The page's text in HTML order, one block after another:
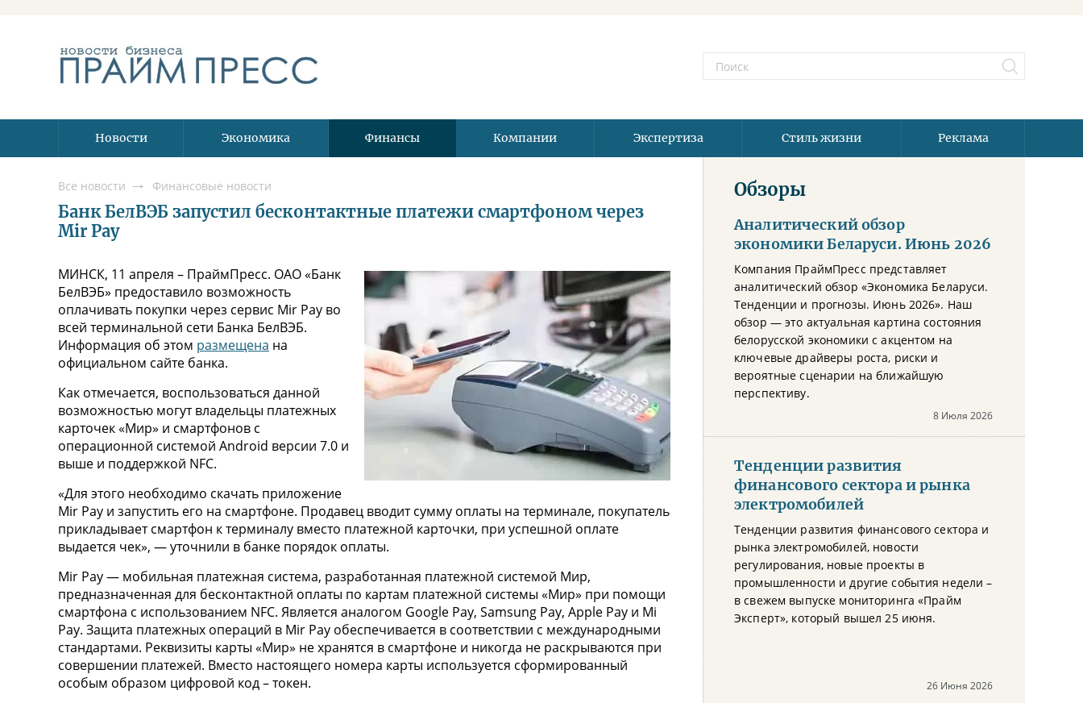
Новости Экономика Финансы Компании Экспертиза Стиль жизни Реклама
Все новости Финансовые новости
Банк БелВЭБ запустил бесконтактные платежи смартфоном через
Mir Pay
МИНСК, 11 апреля – ПраймПресс. ОАО «Банк
БелВЭБ» предоставило возможность
оплачивать покупки через сервис Mir Pay во
всей терминальной сети Банка БелВЭБ.
Информация об этом размещена на
официальном сайте банка.
Как отмечается, воспользоваться данной
возможностью могут владельцы платежных
карточек «Мир» и смартфонов с
операционной системой Android версии 7.0 и
выше и поддержкой NFC.
«Для этого необходимо скачать приложение
Mir Pay и запустить его на смартфоне. Продавец вводит сумму оплаты на терминале, покупатель
прикладывает смартфон к терминалу вместо платежной карточки, при успешной оплате
выдается чек», — уточнили в банке порядок оплаты.
Mir Pay — мобильная платежная система, разработанная платежной системой Мир,
предназначенная для бесконтактной оплаты по картам платежной системы «Мир» при помощи
смартфона с использованием NFC. Является аналогом Google Pay, Samsung Pay, Apple Pay и Mi
Pay. Защита платежных операций в Mir Pay обеспечивается в соответствии с международными
стандартами. Реквизиты карты «Мир» не хранятся в смартфоне и никогда не раскрываются при
совершении платежей. Вместо настоящего номера карты используется сформированный
особым образом цифровой код – токен.
Обзоры
Аналитический обзор
экономики Беларуси. Июнь 2026
Компания ПраймПресс представляет
аналитический обзор «Экономика Беларуси.
Тенденции и прогнозы. Июнь 2026». Наш
обзор — это актуальная картина состояния
белорусской экономики с акцентом на
ключевые драйверы роста, риски и
вероятные сценарии на ближайшую
перспективу.
8 Июля 2026
Тенденции развития
финансового сектора и рынка
электромобилей
Тенденции развития финансового сектора и
рынка электромобилей, новости
регулирования, новые проекты в
промышленности и другие события недели –
в свежем выпуске мониторинга «Прайм
Эксперт», который вышел 25 июня.
26 Июня 2026